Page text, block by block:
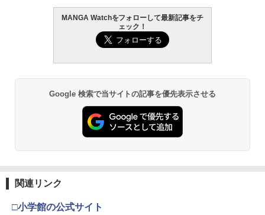
MANGA Watchをフォローして最新記事をチ
ェック！
Google 検索で当サイトの記事を優先表示させる
関連リンク
□小学館の公式サイト